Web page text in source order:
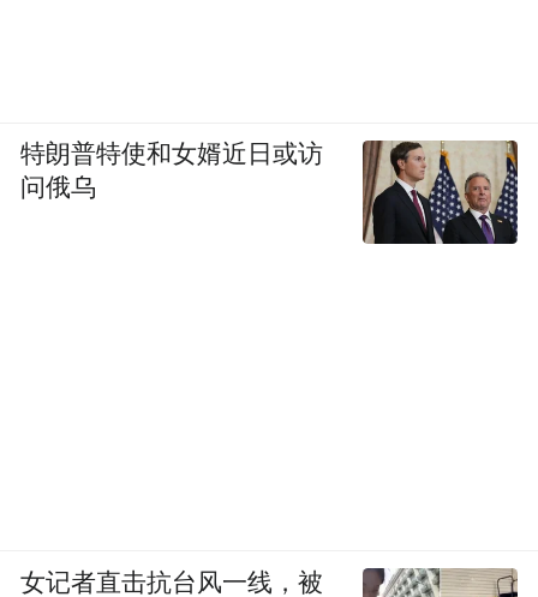
特朗普特使和女婿近日或访
问俄乌
女记者直击抗台风一线，被